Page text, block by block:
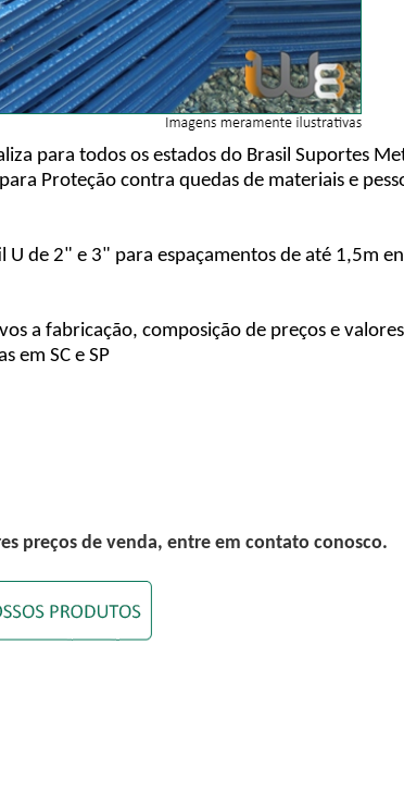
para todos os estados do Brasil Suportes
Proteção contra quedas de materiais e
de 2" e 3" para espaçamentos de até 1,5m
a fabricação, composição de preços e
em SC e SP
preços de venda, entre em contato conosco.